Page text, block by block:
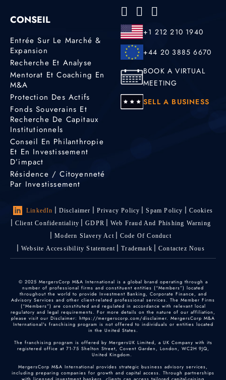
CONSEIL
Entrée Sur Le Marché &
Expansion
Recherche Et Analyse
Mentorat Et Coaching En
M&A
Protection Des Actifs
Fonds Souverains Et
Recherche De Capitaux
Institutionnels
Conseil En Philanthropie
Et En Investissement
D’impact
Résidence / Citoyenneté
Par Investissement
+1 212 210 1940
+44 20 3885 6670
BOOK A VIRTUAL
MEETING
SELL A BUSINESS
LinkedIn Disclaimer Privacy Policy Spam Policy
Cookies
Client Confidentiality
GDPR
Web Fraud And Phishing Warning
Modern Slavery Act
Code Of Conduct
Website Accessibility Statement
Trademark Contactez Nous
© 2025 MergersCorp M&A International is a global brand operating through a
number of professional firms and constituent entities (“Members”) located
throughout the world to provide Investment Banking, Corporate Finance, and
Advisory Services and other client-related professional services. The Member Firms
(“Members”) are constituted and regulated in accordance with relevant local
regulatory and legal requirements. For more details on the nature of our affiliation,
please visit our Disclaimer: https://mergerscorp.com/disclaimer. MergersCorp M&A
International's franchising program is not offered to individuals or entities located
in the United States.
The franchising program is offered by MergersUK Limited, a UK Company with its
registered office at 71-75 Shelton Street, Covent Garden, London, WC2H 9JQ,
United Kingdom.
MergersCorp M&A International provides strategic business advisory services,
including preparing companies for growth and capital access. Through partnerships
with licensed investment bankers, clients can access tailored capital-raising